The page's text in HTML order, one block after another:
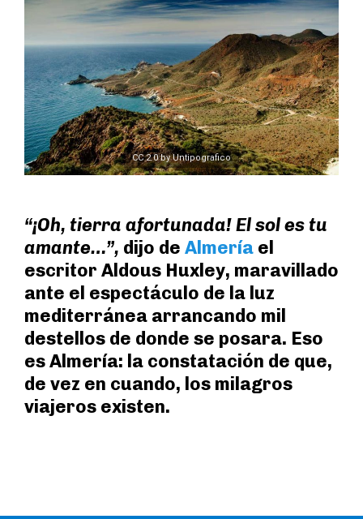
CC 2.0 by Untipografico
“¡Oh, tierra afortunada! El sol es tu
amante…”, dijo de Almería el
escritor Aldous Huxley, maravillado
ante el espectáculo de la luz
mediterránea arrancando mil
destellos de donde se posara. Eso
es Almería: la constatación de que,
de vez en cuando, los milagros
viajeros existen.